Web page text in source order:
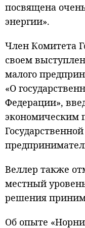
посвящена
энергии».
Член Комитета
своем
малого
«О
Федерации»,
экономическим
Веллер также
местный
решения
Об опыте